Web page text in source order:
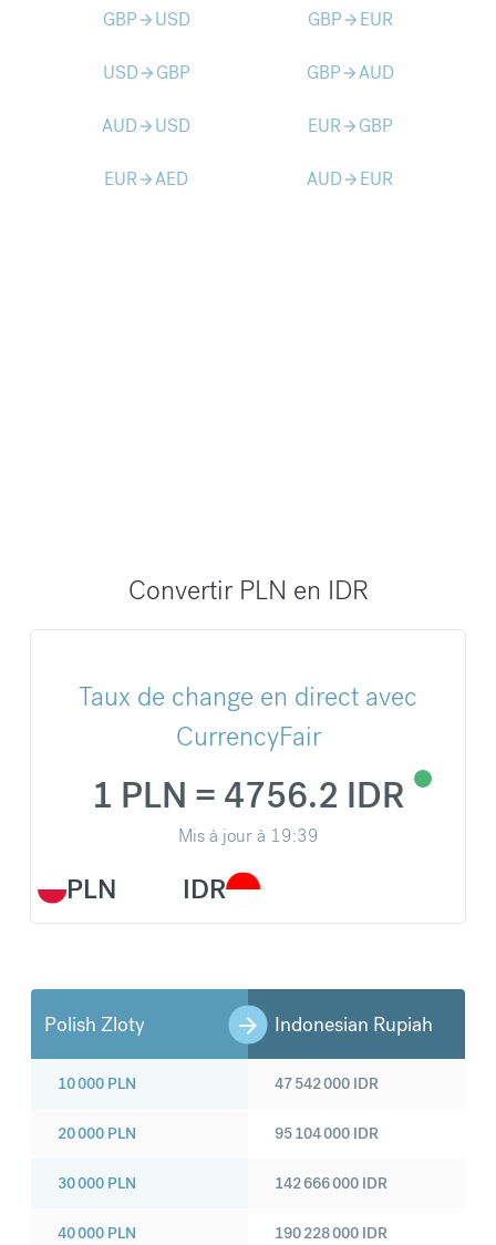
GBParrow_forward USD GBParrow_forward EUR
USDarrow_forward GBP GBParrow_forwardAUD
AUDarrow_forward USD EURarrow_forward GBP
EURarrow_forwardAED AUDarrow_forward EUR
Convertir PLN en IDR
Taux de change en direct avec
CurrencyFair
PLN
1 PLN = 4756.2 IDR
Mis à jour à 19:39
IDR
Polish Zloty Indonesian Rupiah
10 000 PLN
20 000 PLN
30 000 PLN
40 000 PLN
47 542 000 IDR
95 104 000 IDR
142 666 000 IDR
190 228 000 IDR